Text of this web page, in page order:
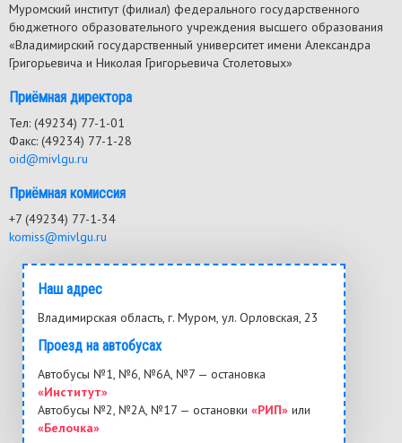
Муромский институт (филиал) федерального государственного
бюджетного образовательного учреждения высшего образования
«Владимирский государственный университет имени Александра
Григорьевича и Николая Григорьевича Столетовых»
Приёмная директора
Тел: (49234) 77-1-01
Факс: (49234) 77-1-28
oid@mivlgu.ru
Приёмная комиссия
+7 (49234) 77-1-34
komiss@mivlgu.ru
Наш адрес
Владимирская область, г. Муром, ул. Орловская, 23
Проезд на автобусах
Автобусы №1, №6, №6А, №7 — остановка
«Институт»
Автобусы №2, №2А, №17 — остановки «РИП» или
«Белочка»